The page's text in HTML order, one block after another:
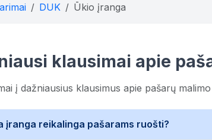
DUK Ūkio įranga
klausimai apie
į dažniausius klausimus apie pašarų
įranga reikalinga pašarams ruošti?